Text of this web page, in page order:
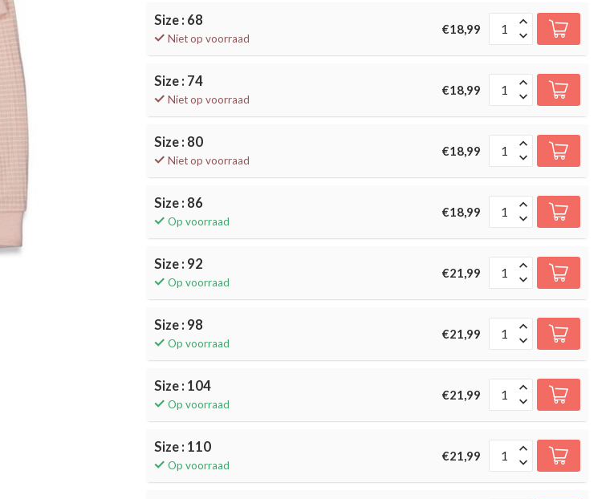
Size : 68
Niet op voorraad
€18,99
Size : 74
Niet op voorraad
€18,99
Size : 80
Niet op voorraad
€18,99
Size : 86
Op voorraad
€18,99
Size : 92
Op voorraad
€21,99
Size : 98
Op voorraad
€21,99
Size : 104
Op voorraad
€21,99
Size : 110
Op voorraad
€21,99